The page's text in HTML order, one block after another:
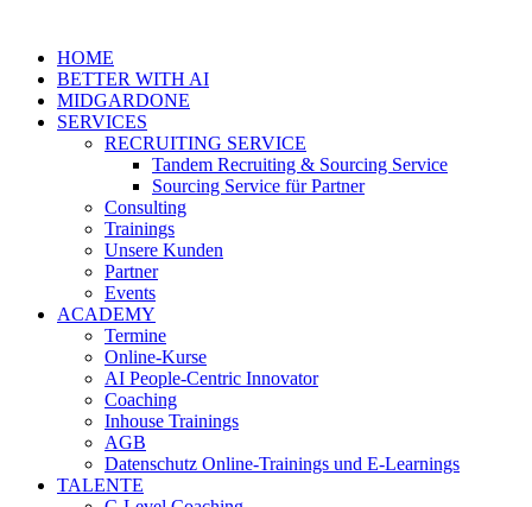
HOME
BETTER WITH AI
MIDGARDONE
SERVICES
RECRUITING SERVICE
Tandem Recruiting & Sourcing Service
Sourcing Service für Partner
Consulting
Trainings
Unsere Kunden
Partner
Events
ACADEMY
Termine
Online-Kurse
AI People-Centric Innovator
Coaching
Inhouse Trainings
AGB
Datenschutz Online-Trainings und E-Learnings
TALENTE